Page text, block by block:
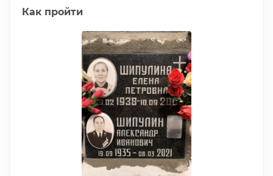
Как пройти